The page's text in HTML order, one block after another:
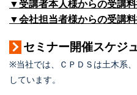
▼受講者本人様からの受講
▼会社担当者様からの受講
セミナー開催スケジ
※当社では、ＣＰＤＳは土木系
しています。